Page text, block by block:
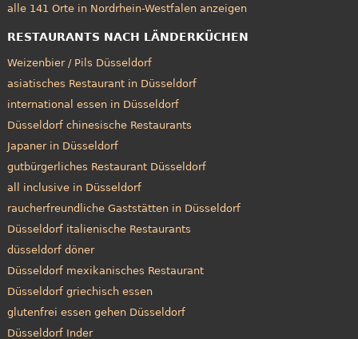
alle 141 Orte in Nordrhein-Westfalen anzeigen
RESTAURANTS NACH LÄNDERKÜCHEN
Weizenbier / Pils Düsseldorf
asiatisches Restaurant in Düsseldorf
international essen in Düsseldorf
Düsseldorf chinesische Restaurants
Japaner in Düsseldorf
gutbürgerliches Restaurant Düsseldorf
all inclusive in Düsseldorf
raucherfreundliche Gaststätten in Düsseldorf
Düsseldorf italienische Restaurants
düsseldorf döner
Düsseldorf mexikanisches Restaurant
Düsseldorf griechisch essen
glutenfrei essen gehen Düsseldorf
Düsseldorf Inder